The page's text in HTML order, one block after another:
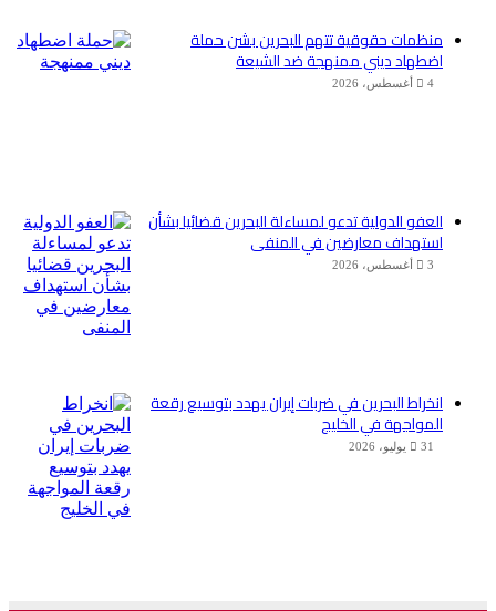
منظمات حقوقية تتهم البحرين بشن حملة
اضطهاد ديني ممنهجة ضد الشيعة
4 أغسطس، 2026
العفو الدولية تدعو لمساءلة البحرين قضائيا بشأن
استهداف معارضين في المنفى
3 أغسطس، 2026
انخراط البحرين في ضربات إيران يهدد بتوسيع رقعة
المواجهة في الخليج
31 يوليو، 2026